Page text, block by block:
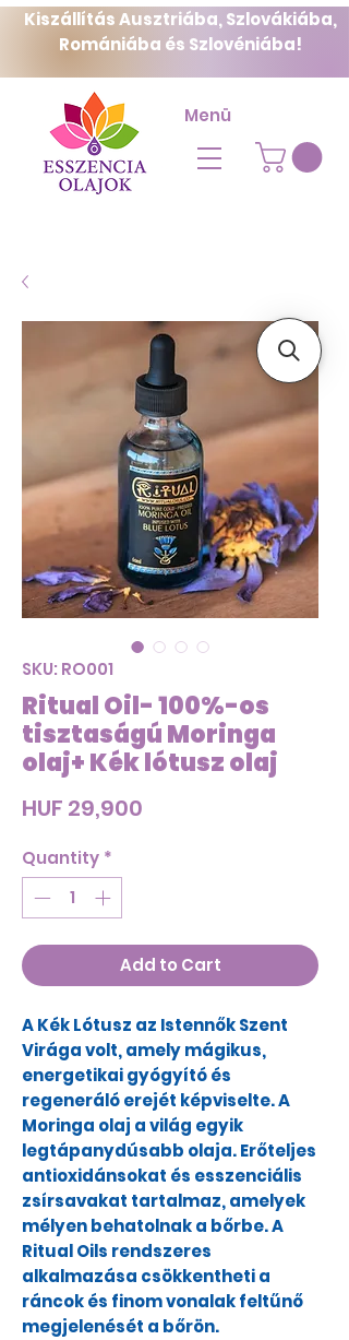
Kiszállítás Ausztriába, Szlovákiába,
Romániába és Szlovéniába!
Menü
SKU: RO001
Ritual Oil- 100%-os
tisztaságú Moringa
olaj+ Kék lótusz olaj
HUF 29,900
Quantity *
Add to Cart
A Kék Lótusz az Istennők Szent
Virága volt, amely mágikus,
energetikai gyógyító és
regeneráló erejét képviselte. A
Moringa olaj a világ egyik
legtápanydúsabb olaja. Erőteljes
antioxidánsokat és esszenciális
zsírsavakat tartalmaz, amelyek
mélyen behatolnak a bőrbe. A
Ritual Oils rendszeres
alkalmazása csökkentheti a
ráncok és finom vonalak feltűnő
megjelenését a bőrön.